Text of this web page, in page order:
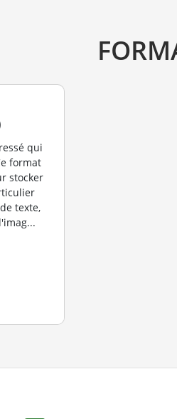
qui
format
stocker
texte,